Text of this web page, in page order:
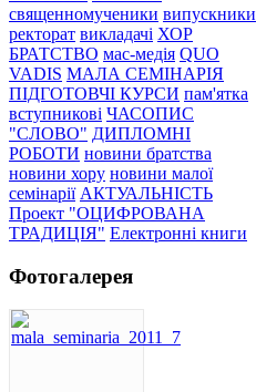
священномученики випускники
ректорат викладачі ХОР
БРАТСТВО мас-медія QUO
VADIS МАЛА СЕМІНАРІЯ
ПІДГОТОВЧІ КУРСИ пам'ятка
вступникові ЧАСОПИС
"СЛОВО" ДИПЛОМНІ
РОБОТИ новини братства
новини хору новини малої
семінарії АКТУАЛЬНІСТЬ
Проект "ОЦИФРОВАНА
ТРАДИЦІЯ" Електронні книги
Фотогалерея